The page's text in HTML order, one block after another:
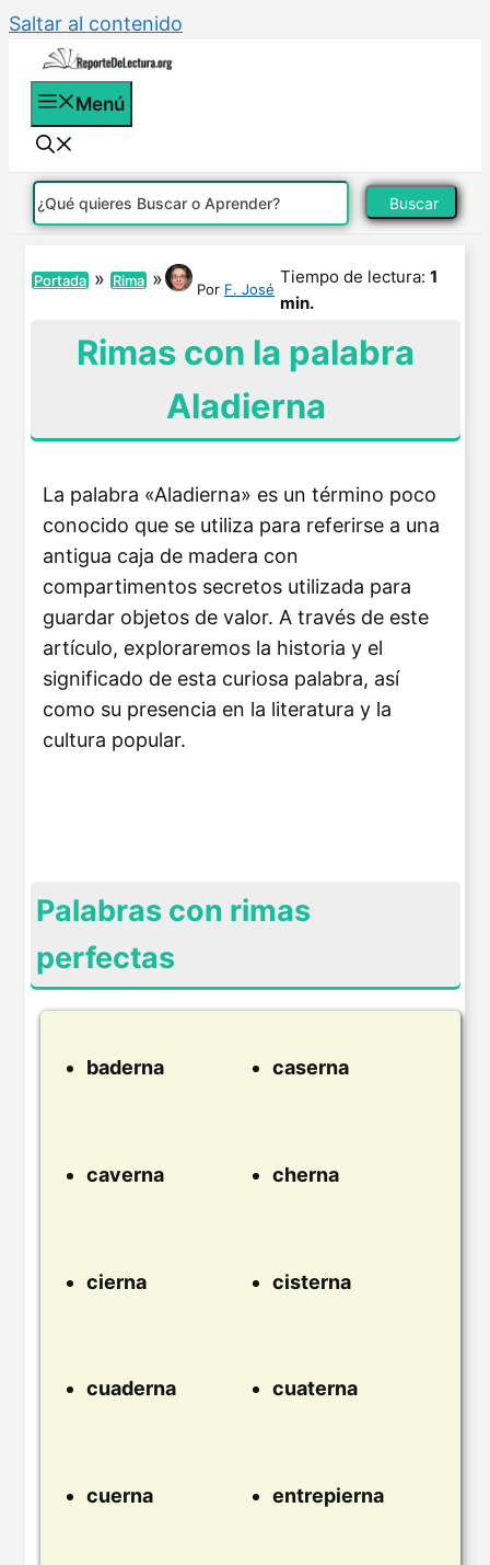
Saltar al contenido
Menú
Buscar
Portada » Rima » Por F. José
Tiempo de lectura: 1
min.
Rimas con la palabra
Aladierna
La palabra «Aladierna» es un término poco
conocido que se utiliza para referirse a una
antigua caja de madera con
compartimentos secretos utilizada para
guardar objetos de valor. A través de este
artículo, exploraremos la historia y el
significado de esta curiosa palabra, así
como su presencia en la literatura y la
cultura popular.
Palabras con rimas
perfectas
baderna caserna
caverna cherna
cierna cisterna
cuaderna cuaterna
cuerna entrepierna